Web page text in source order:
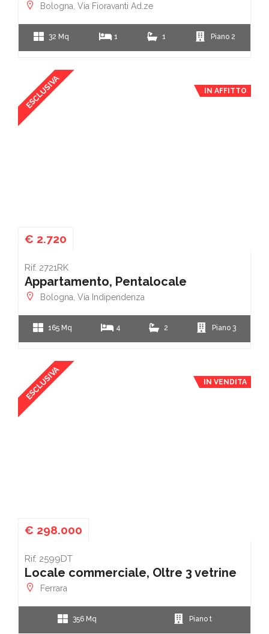
Bologna, Via Fioravanti Ad.ze
32 Mq 1 1 Piano 2
ESCLUSIVA IN AFFITTO
€ 2.720
Rif. 2721RK
Appartamento, Pentalocale
Bologna, Via Indipendenza
165 Mq 4 2 Piano 3
ESCLUSIVA IN VENDITA
€ 298.000
Rif. 2599DT
Locale commerciale, Oltre 3 vetrine
Ferrara
356 Mq Piano t